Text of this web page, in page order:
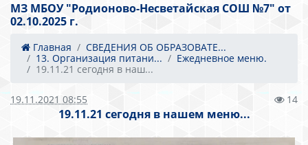
МЗ МБОУ "Родионово-Несветайская СОШ №7" от
02.10.2025 г.
Главная
СВЕДЕНИЯ ОБ ОБРАЗОВАТЕ...
13. Организация питани...
Ежедневное меню.
19.11.21 сегодня в наш...
19.11.2021 08:55 14
19.11.21 сегодня в нашем меню...